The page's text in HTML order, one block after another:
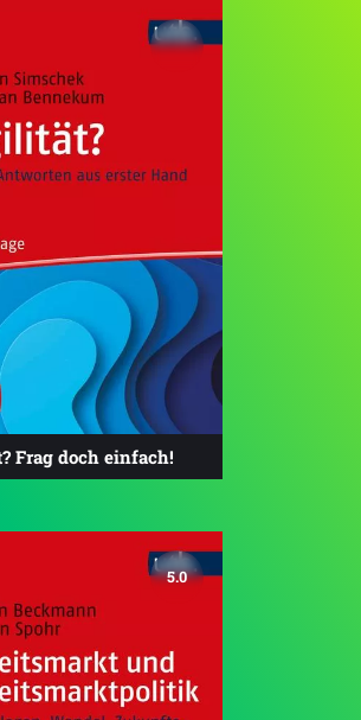
Frag doch einfach!
5.0